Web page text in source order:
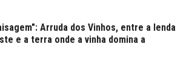
Arruda dos Vinhos, entre a lenda
e a terra onde a vinha domina a